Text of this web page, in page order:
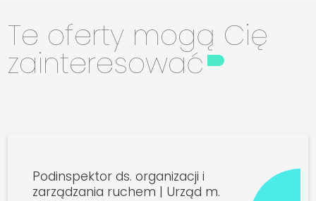
Te oferty mogą Cię
zainteresować
Podinspektor ds. organizacji i
zarządzania ruchem | Urząd m.